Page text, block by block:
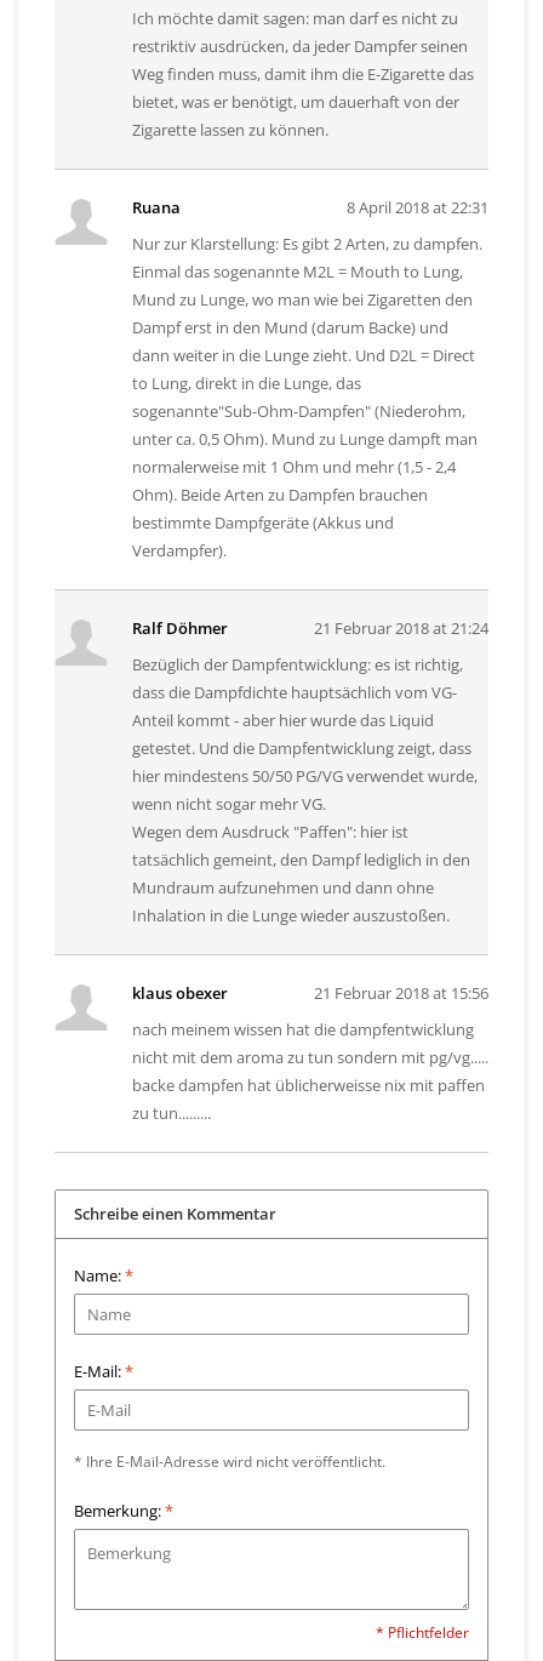
Ich möchte damit sagen: man darf es nicht zu
restriktiv ausdrücken, da jeder Dampfer seinen
Weg finden muss, damit ihm die E-Zigarette das
bietet, was er benötigt, um dauerhaft von der
Zigarette lassen zu können.
Ruana
8 April 2018 at 22:31
Nur zur Klarstellung: Es gibt 2 Arten, zu dampfen.
Einmal das sogenannte M2L = Mouth to Lung,
Mund zu Lunge, wo man wie bei Zigaretten den
Dampf erst in den Mund (darum Backe) und
dann weiter in die Lunge zieht. Und D2L = Direct
to Lung, direkt in die Lunge, das
sogenannte"Sub-Ohm-Dampfen" (Niederohm,
unter ca. 0,5 Ohm). Mund zu Lunge dampft man
normalerweise mit 1 Ohm und mehr (1,5 - 2,4
Ohm). Beide Arten zu Dampfen brauchen
bestimmte Dampfgeräte (Akkus und
Verdampfer).
Ralf Döhmer
21 Februar 2018 at 21:24
Bezüglich der Dampfentwicklung: es ist richtig,
dass die Dampfdichte hauptsächlich vom VG-
Anteil kommt - aber hier wurde das Liquid
getestet. Und die Dampfentwicklung zeigt, dass
hier mindestens 50/50 PG/VG verwendet wurde,
wenn nicht sogar mehr VG.
Wegen dem Ausdruck "Paffen": hier ist
tatsächlich gemeint, den Dampf lediglich in den
Mundraum aufzunehmen und dann ohne
Inhalation in die Lunge wieder auszustoßen.
klaus obexer
21 Februar 2018 at 15:56
nach meinem wissen hat die dampfentwicklung
nicht mit dem aroma zu tun sondern mit pg/vg.....
backe dampfen hat üblicherweisse nix mit paffen
zu tun.........
Schreibe einen Kommentar
Name:*
E-Mail:*
* Ihre E-Mail-Adresse wird nicht veröffentlicht.
Bemerkung:*
* Pflichtfelder